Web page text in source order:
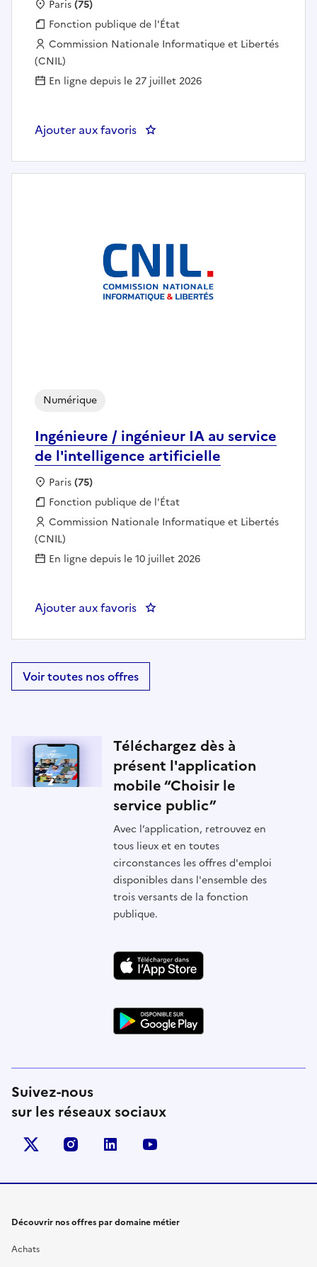
Localisation :
Paris(75)
Fonction publique :
Fonction publique de l'État
Employeur :
Commission Nationale Informatique et Libertés
(CNIL)
En ligne depuis le 27 juillet 2026
Ajouter aux favoris : Assistante / Assistant au
Ingénieure / ingénieur IA au service
de l'intelligence artificielle
Numérique
Localisation :
Paris(75)
Fonction publique :
Fonction publique de l'État
Employeur :
Commission Nationale Informatique et Libertés
(CNIL)
En ligne depuis le 10 juillet 2026
Ajouter aux favoris : Ingénieure / ingénieur IA au
Voir toutes nos offres
Téléchargez dès à
présent l'application
mobile “Choisir le
service public”
Avec l’application, retrouvez en
tous lieux et en toutes
circonstances les offres d'emploi
disponibles dans l'ensemble des
trois versants de la fonction
publique.
Suivez-nous
sur les réseaux sociaux
X (anciennement Twitter)
instagramlinkedin
Découvrir nos offres par domaine métier
Achats